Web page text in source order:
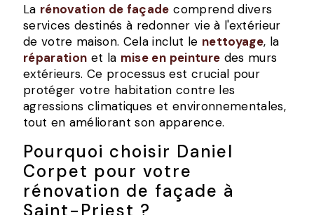
La rénovation de façade comprend divers
services destinés à redonner vie à l'extérieur
de votre maison. Cela inclut le nettoyage, la
réparation et la mise en peinture des murs
extérieurs. Ce processus est crucial pour
protéger votre habitation contre les
agressions climatiques et environnementales,
tout en améliorant son apparence.
Pourquoi choisir Daniel
Corpet pour votre
rénovation de façade à
Saint-Priest ?